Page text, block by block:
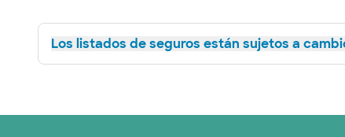
Los listados de seguros están sujetos a